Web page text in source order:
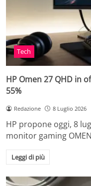
Tech
HP Omen 27 QHD in
55%
Redazione 8 Luglio 2026
HP propone oggi, 8
monitor gaming
Leggi di più